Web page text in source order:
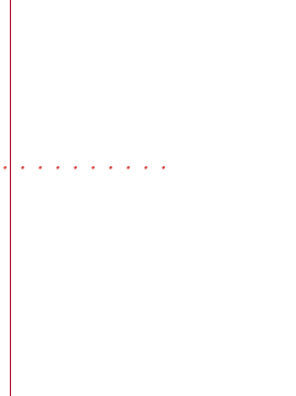
・・・・・・・・・